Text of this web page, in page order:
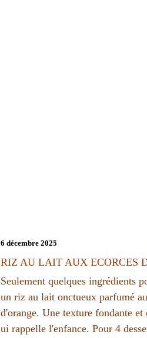
6 décembre 2025
RIZ AU LAIT AUX ECORCES
Seulement quelques ingrédients
un riz au lait onctueux parfumé
d'orange. Une texture fondante et
ui rappelle l'enfance. Pour 4